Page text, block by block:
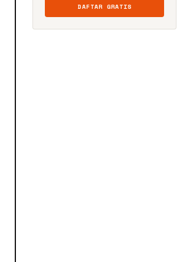
DAFTAR GRATIS